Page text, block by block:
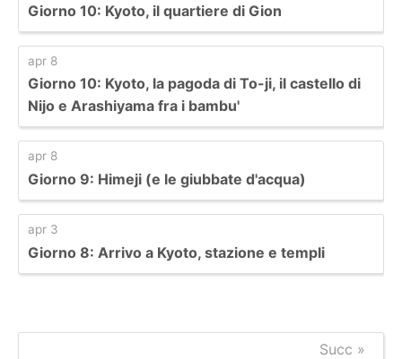
Giorno 10: Kyoto, il quartiere di Gion
apr 8
Giorno 10: Kyoto, la pagoda di To-ji, il castello di
Nijo e Arashiyama fra i bambu'
apr 8
Giorno 9: Himeji (e le giubbate d'acqua)
apr 3
Giorno 8: Arrivo a Kyoto, stazione e templi
Succ »